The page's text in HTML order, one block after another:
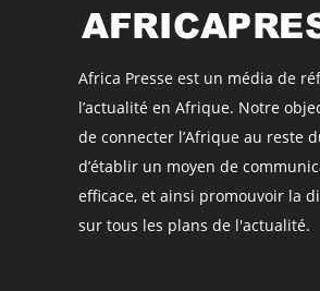
Africa Presse est un média de
l’actualité en Afrique. Notre
de connecter l’Afrique au reste
d’établir un moyen de
efficace, et ainsi promouvoir la
sur tous les plans de l'actualité.